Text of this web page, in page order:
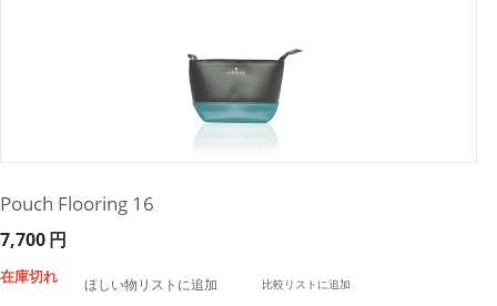
Pouch Flooring 16
7,700円
在庫切れ ほしい物リストに追加 比較リストに追加